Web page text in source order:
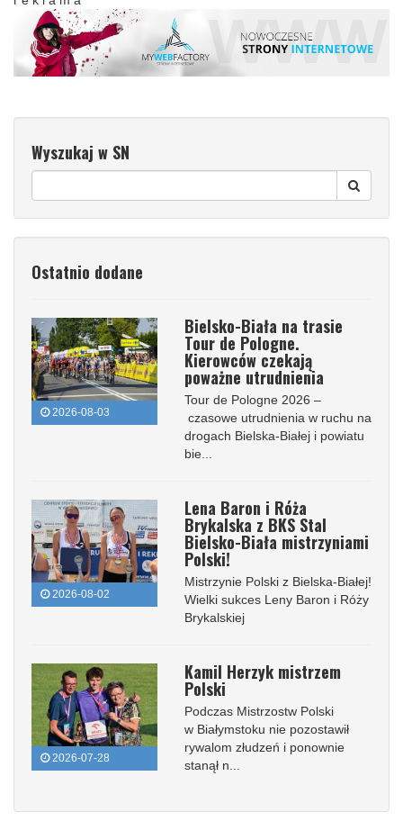
Wyszukaj w SN
Ostatnio dodane
2026-08-03
Bielsko-Biała na trasie
Tour de Pologne.
Kierowców czekają
poważne utrudnienia
Tour de Pologne 2026 –
czasowe utrudnienia w ruchu na
drogach Bielska-Białej i powiatu
bie...
2026-08-02
Lena Baron i Róża
Brykalska z BKS Stal
Bielsko-Biała mistrzyniami
Polski!
Mistrzynie Polski z Bielska-Białej!
Wielki sukces Leny Baron i Róży
Brykalskiej
2026-07-28
Kamil Herzyk mistrzem
Polski
Podczas Mistrzostw Polski
w Białymstoku nie pozostawił
rywalom złudzeń i ponownie
stanął n...